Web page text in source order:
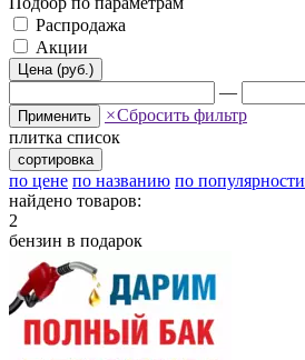
Распродажа
Акции
Цена (руб.)
—
Применить ×Сбросить фильтр
плитка список
сортировка
по цене по названию по популярности
найдено товаров:
2
бензин в подарок